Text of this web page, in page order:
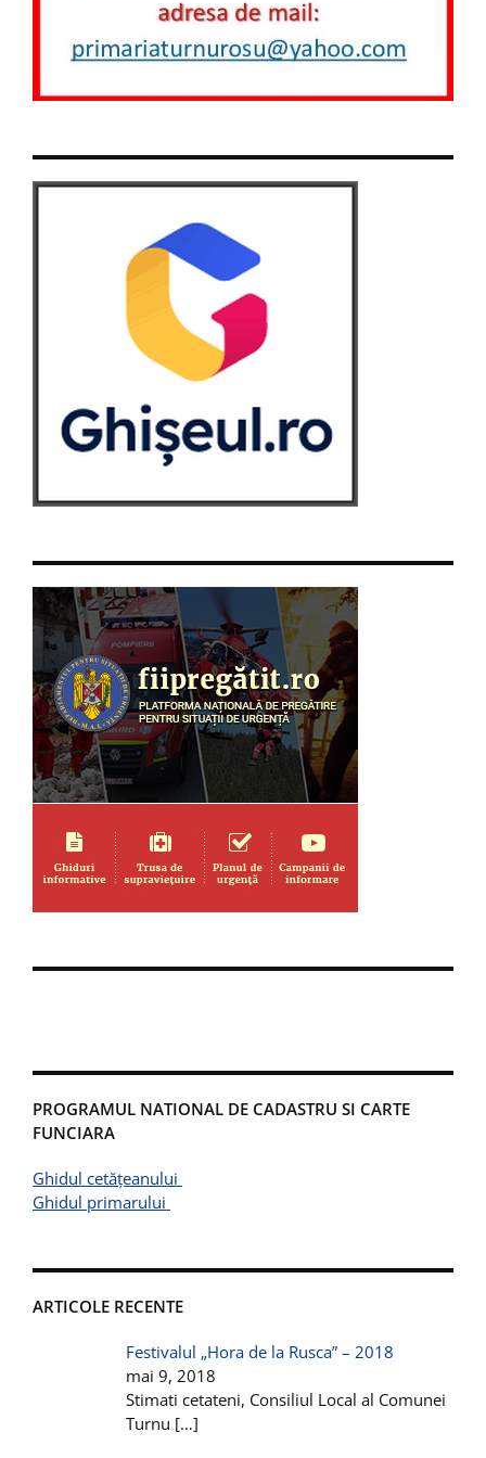
PROGRAMUL NATIONAL DE CADASTRU SI CARTE
FUNCIARA
Ghidul cetățeanului
Ghidul primarului
ARTICOLE RECENTE
Festivalul „Hora de la Rusca” – 2018
mai 9, 2018
Stimati cetateni, Consiliul Local al Comunei
Turnu […]